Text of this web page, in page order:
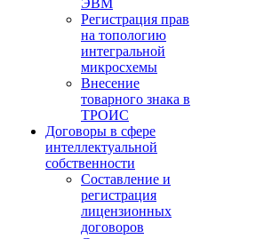
ЭВМ
Регистрация прав
на топологию
интегральной
микросхемы
Внесение
товарного знака в
ТРОИС
Договоры в сфере
интеллектуальной
собственности
Составление и
регистрация
лицензионных
договоров